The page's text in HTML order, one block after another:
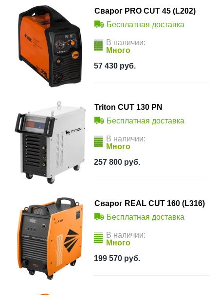
Сварог PRO CUT 45 (L202)
Бесплатная доставка
В наличии:
Много
57 430 руб.
Triton CUT 130 PN
Бесплатная доставка
В наличии:
Много
257 800 руб.
Сварог REAL CUT 160 (L316)
Бесплатная доставка
В наличии:
Много
199 570 руб.